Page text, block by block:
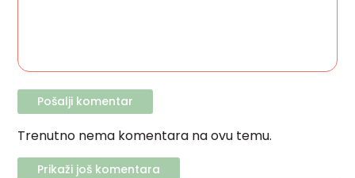
Trenutno nema komentara na ovu temu.
Prikaži još komentara